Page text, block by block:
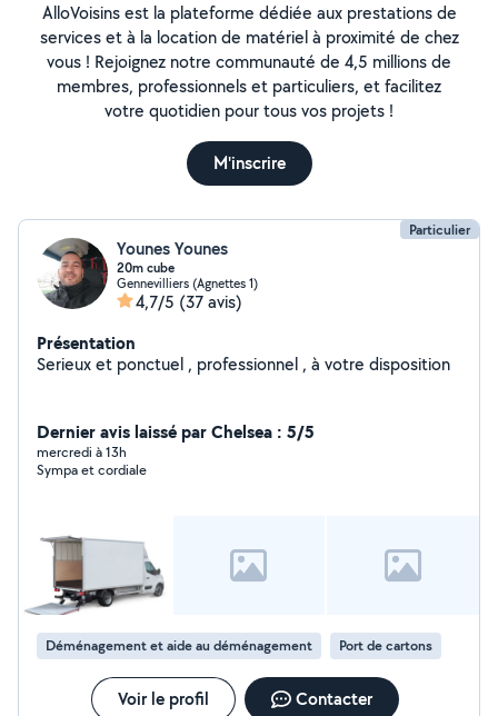
AlloVoisins est la plateforme dédiée aux prestations de
services et à la location de matériel à proximité de chez
vous ! Rejoignez notre communauté de 4,5 millions de
membres, professionnels et particuliers, et facilitez
votre quotidien pour tous vos projets !
M'inscrire
Particulier
Younes Younes
20m cube
Gennevilliers (Agnettes 1)
4,7/5 (37 avis)
Présentation
Serieux et ponctuel , professionnel , à votre disposition
Dernier avis laissé par Chelsea : 5/5
mercredi à 13h
Sympa et cordiale
Déménagement et aide au déménagement Port de cartons
Voir le profil Contacter